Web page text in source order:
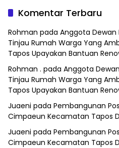
Komentar Terbaru
Rohman pada Anggota Dewan
Tinjau Rumah Warga Yang
Tapos Upayakan Bantuan
Rohman . pada Anggota
Tinjau Rumah Warga Yang
Tapos Upayakan Bantuan
Juaeni pada Pembangunan
Cimpaeun Kecamatan Tapos
Juaeni pada Pembangunan
Cimpaeun Kecamatan Tapos